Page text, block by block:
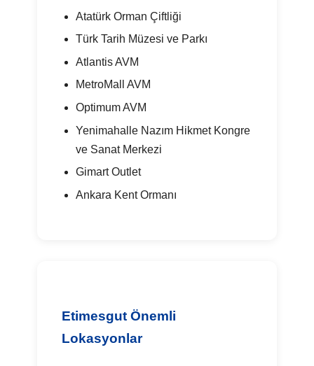
Atatürk Orman Çiftliği
Türk Tarih Müzesi ve Parkı
Atlantis AVM
MetroMall AVM
Optimum AVM
Yenimahalle Nazım Hikmet Kongre
ve Sanat Merkezi
Gimart Outlet
Ankara Kent Ormanı
Etimesgut Önemli
Lokasyonlar